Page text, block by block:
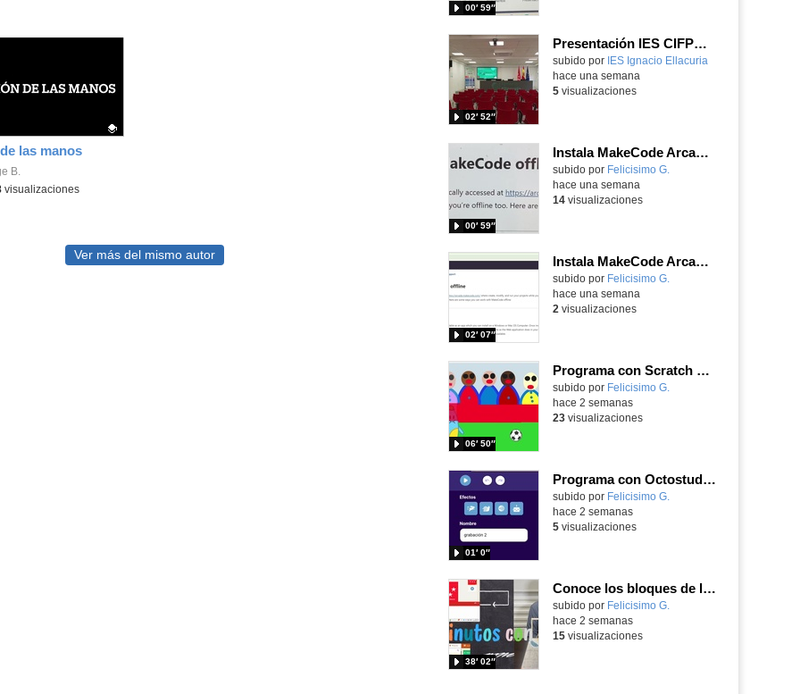
las manos
B.
visualizaciones
Ver más del mismo autor
00′ 59″
Presentación IES CIFPD Ignacio Ellacuría
Contenido educativo.
subido por IES Ignacio Ellacuria
02′ 52″
hace una semana
5visualizaciones
Instala MakeCode Arcade para trabajar offline en tu tablet, ordenador, Chromebook
Contenido educativo.
subido por Felicisimo G.
00′ 59″
hace una semana
14visualizaciones
Instala MakeCode Arcade offline para programar grandes juegos sin necesidad de Internet
Contenido educativo.
subido por Felicisimo G.
02′ 07″
hace una semana
2 visualizaciones
Programa con Scratch Jr una barrera que se desplaza para dar sensación de movimiento
Contenido educativo.
subido por Felicisimo G.
06′ 50″
hace 2 semanas
23visualizaciones
Programa con Octostudio, una animación utilizando la cámara para una foto y audio y texto para comunicar.
Contenido educativo.
subido por Felicisimo G.
01′ 0″
hace 2 semanas
5visualizaciones
Conoce los bloques de la app Octostudio, gratuito, offline y para tu tablet y móvil - Contenido educativo
Contenido educativo.
subido por Felicisimo G.
38′ 02″
hace 2 semanas
15visualizaciones